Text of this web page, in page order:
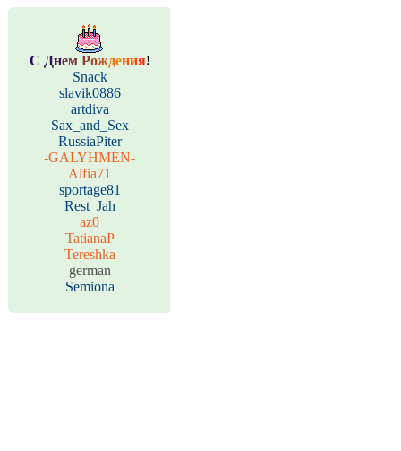
С Днем Рождения!
Snack
slavik0886
artdiva
Sax_and_Sex
RussiaPiter
-GALYHMEN-
Alfia71
sportage81
Rest_Jah
az0
TatianaP
Tereshka
german
Semiona